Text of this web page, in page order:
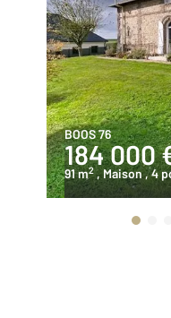
BOOS 76
184 000
91 m2 , Maison , 4